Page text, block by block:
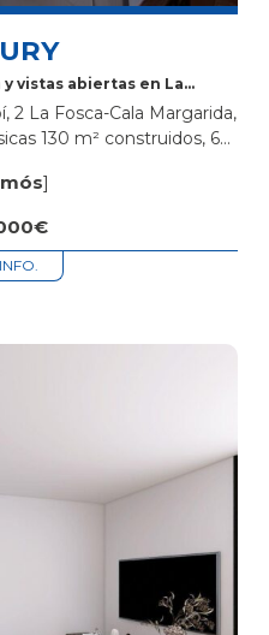
vistas abiertas en La
2 La Fosca-Cala Margarida,
130 m² construidos, 60
buen estado...
]